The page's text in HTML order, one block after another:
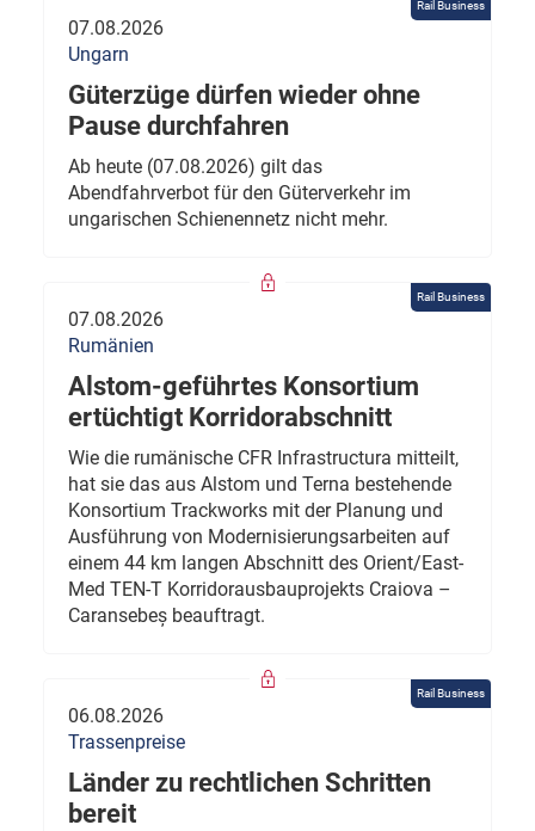
Rail Business
07.08.2026
Ungarn
Güterzüge dürfen wieder ohne
Pause durchfahren
Ab heute (07.08.2026) gilt das
Abendfahrverbot für den Güterverkehr im
ungarischen Schienennetz nicht mehr.
Rail Business
07.08.2026
Rumänien
Alstom-geführtes Konsortium
ertüchtigt Korridorabschnitt
Wie die rumänische CFR Infrastructura mitteilt,
hat sie das aus Alstom und Terna bestehende
Konsortium Trackworks mit der Planung und
Ausführung von Modernisierungsarbeiten auf
einem 44 km langen Abschnitt des Orient/East-
Med TEN-T Korridorausbauprojekts Craiova –
Caransebeș beauftragt.
Rail Business
06.08.2026
Trassenpreise
Länder zu rechtlichen Schritten
bereit